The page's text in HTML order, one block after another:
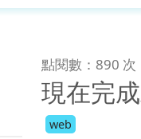
點閱數：890 次
現在完
web